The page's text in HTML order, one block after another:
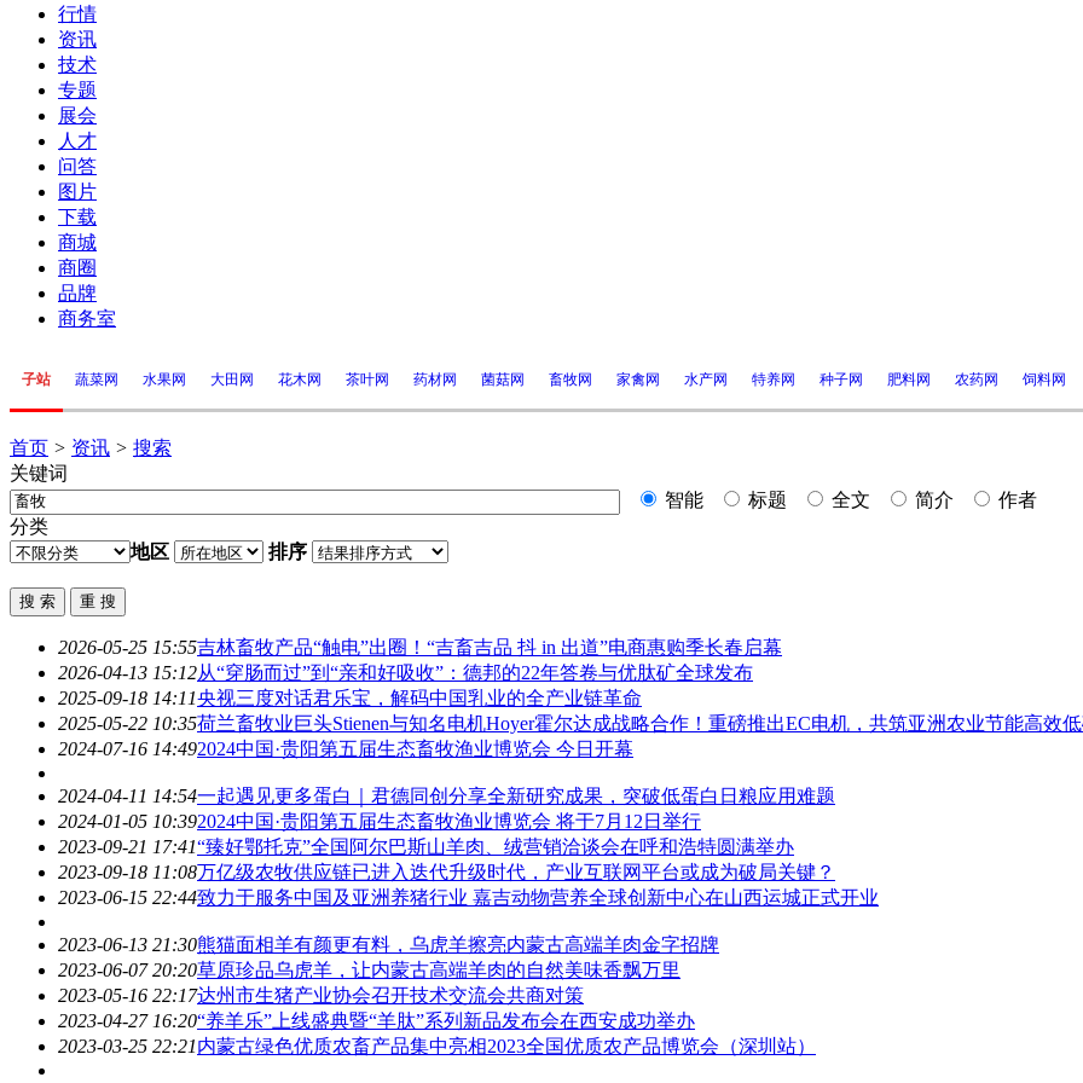
行情
资讯
技术
专题
展会
人才
问答
图片
下载
商城
商圈
品牌
商务室
子站 蔬菜网 水果网 大田网 花木网 茶叶网 药材网 菌菇网 畜牧网 家禽网 水产网 特养网 种子网 肥料网 农药网 饲料网
首页 > 资讯 > 搜索
关键词
智能
标题 全文 简介
作者
分类
地区
排序
2026-05-25 15:55吉林畜牧产品“触电”出圈！“吉畜吉品 抖 in 出道”电商惠购季长春启幕
2026-04-13 15:12从“穿肠而过”到“亲和好吸收”：德邦的22年答卷与优肽矿全球发布
2025-09-18 14:11央视三度对话君乐宝，解码中国乳业的全产业链革命
2025-05-22 10:35荷兰畜牧业巨头Stienen与知名电机Hoyer霍尔达成战略合作！重磅推出EC电机，共筑亚洲农业节能高效
2024-07-16 14:492024中国·贵阳第五届生态畜牧渔业博览会 今日开幕
2024-04-11 14:54一起遇见更多蛋白｜君德同创分享全新研究成果，突破低蛋白日粮应用难题
2024-01-05 10:392024中国·贵阳第五届生态畜牧渔业博览会 将于7月12日举行
2023-09-21 17:41“臻好鄂托克”全国阿尔巴斯山羊肉、绒营销洽谈会在呼和浩特圆满举办
2023-09-18 11:08万亿级农牧供应链已进入迭代升级时代，产业互联网平台或成为破局关键？
2023-06-15 22:44致力于服务中国及亚洲养猪行业 嘉吉动物营养全球创新中心在山西运城正式开业
2023-06-13 21:30熊猫面相羊有颜更有料，乌虎羊擦亮内蒙古高端羊肉金字招牌
2023-06-07 20:20草原珍品乌虎羊，让内蒙古高端羊肉的自然美味香飘万里
2023-05-16 22:17达州市生猪产业协会召开技术交流会共商对策
2023-04-27 16:20“养羊乐”上线盛典暨“羊肽”系列新品发布会在西安成功举办
2023-03-25 22:21内蒙古绿色优质农畜产品集中亮相2023全国优质农产品博览会（深圳站）